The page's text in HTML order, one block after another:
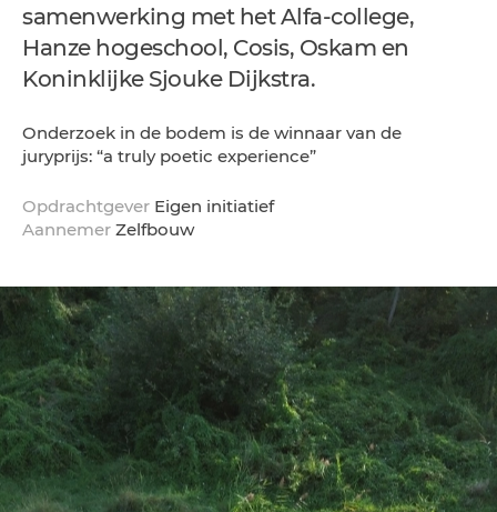
samenwerking met het Alfa-college,
Hanze hogeschool, Cosis, Oskam en
Koninklijke Sjouke Dijkstra.
Onderzoek in de bodem is de winnaar van de
juryprijs: “a truly poetic experience”
Opdrachtgever Eigen initiatief
Aannemer Zelfbouw